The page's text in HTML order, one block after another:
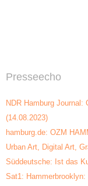
Presseecho
NDR Hamburg Journal:
(14.08.2023)
hamburg.de: OZM
Urban Art, Digital Art,
Süddeutsche: Ist das
Sat1: